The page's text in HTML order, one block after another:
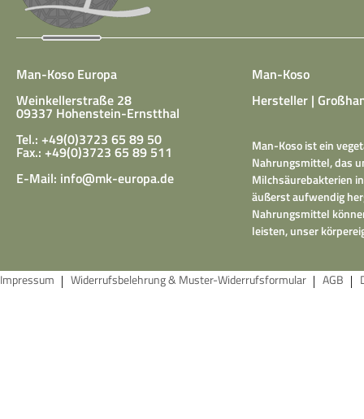
Man-Koso Europa
Weinkellerstraße 28
09337 Hohenstein-Ernstthal
Tel.: +49(0)3723 65 89 50
Fax.: +49(0)3723 65 89 511
E-Mail: info@mk-europa.de
Man-Koso
Hersteller |
Man-Koso ist ein
Nahrungsmittel, das
Milchsäurebakterien
äußerst aufwendig
Nahrungsmittel
leisten, unser
Impressum Widerrufsbelehrung & Muster-Widerrufsformular AGB